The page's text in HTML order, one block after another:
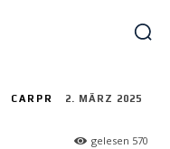
CARPR 2. MÄRZ 2025
gelesen 570